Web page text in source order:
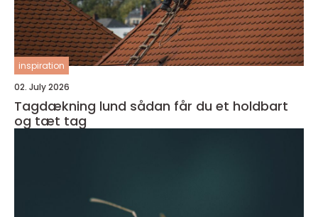
inspiration
02. July 2026
Tagdækning lund sådan får du et holdbart
og tæt tag